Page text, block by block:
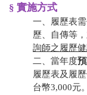
§ 實施方式
一、履歷表
歷、自傳等
詢師之履歷
二、當年度
履歷表及履
台幣3,000元。